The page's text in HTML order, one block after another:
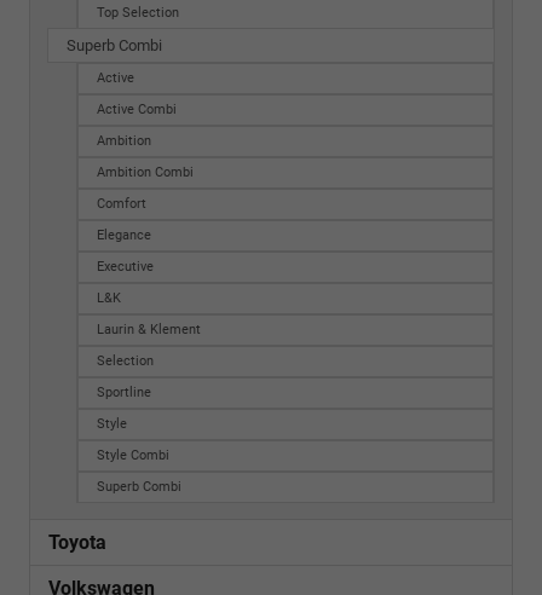
Top Selection
Superb Combi
Active
Active Combi
Ambition
Ambition Combi
Comfort
Elegance
Executive
L&K
Laurin & Klement
Selection
Sportline
Style
Style Combi
Superb Combi
Toyota
Volkswagen